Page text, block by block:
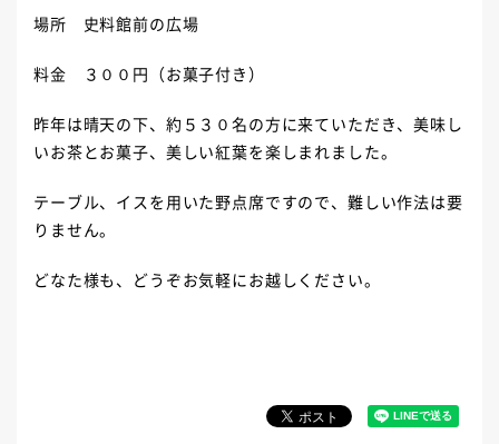
場所 史料館前の広場
料金 ３００円（お菓子付き）
昨年は晴天の下、約５３０名の方に来ていただき、美味し
いお茶とお菓子、美しい紅葉を楽しまれました。
テーブル、イスを用いた野点席ですので、難しい作法は要
りません。
どなた様も、どうぞお気軽にお越しください。